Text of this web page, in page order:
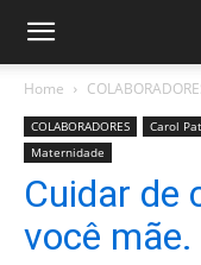
Home
COLABORADORES Carol
Maternidade
Cuidar de
você mãe.